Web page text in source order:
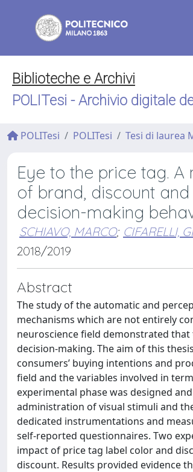
Biblioteche e Archivi
POLITesi - Archivio digitale
POLITesi POLITesi Tesi di laurea
Eye to the price tag.
of brand, discount
decision-making
SCHIAVO, MARCO; CIFARELLI,
2018/2019
Abstract
The study of the automatic and
mechanisms which are not entirely
neuroscience field demonstrated
decision-making. The aim of this
consumers’ buying intentions and
field and the variables involved in
experimental phase was designed
administration of visual stimuli and
dedicated instrumentations and
self-reported questionnaires. Two
impact of price tag label color and
discount. Results provided evidence